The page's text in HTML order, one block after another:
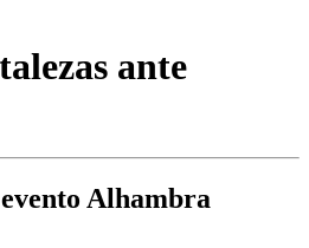
ante
Alhambra